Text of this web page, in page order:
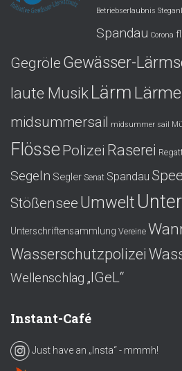
Betriebserlaubnis
Spandau Corona
Gegröle Gewässer-
laute MusikLärm
midsummersail midsummer sail
FlössePolizei Raserei
Segeln Segler Senat Spandau
Stößensee Umwelt
Unterschriftensammlung Vereine
Wasserschutzpolizei
Wellenschlag „IGeL“
Instant-Café
Just have an „Insta“ - mmmh!